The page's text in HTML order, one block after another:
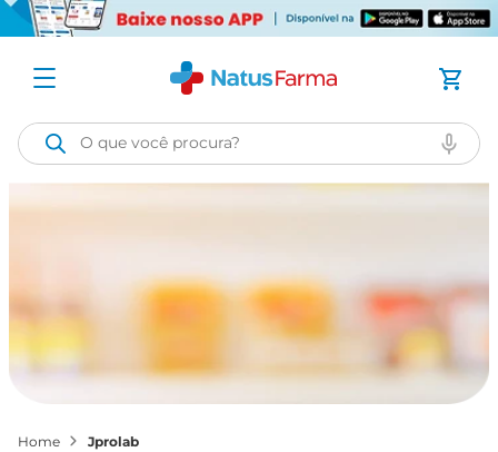
O que você procura?
jprolab